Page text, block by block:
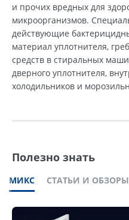
и прочих вредных для
микроорганизмов.
действующие
материал уплотнителя,
средств в стиральных
дверного уплотнителя,
холодильников и
Полезно знать
МИКС СТАТЬИ И